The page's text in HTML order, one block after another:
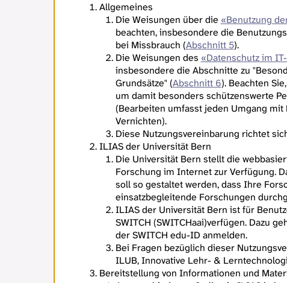
Allgemeines
Die Weisungen über die «Benutzung
beachten, insbesondere die
bei Missbrauch (Abschnitt 5).
Die Weisungen des «Datenschutz im
insbesondere die Abschnitte zu
Grundsätze" (Abschnitt 6). Beachten
um damit besonders schützenswerte
(Bearbeiten umfasst jeden Umgang mit
Vernichten).
Diese Nutzungsvereinbarung richtet
ILIAS der Universität Bern
Die Universität Bern stellt die
Forschung im Internet zur Verfügung.
soll so gestaltet werden, dass Ihre
einsatzbegleitende Forschungen
ILIAS der Universität Bern ist für
SWITCH (SWITCHaai)verfügen. Dazu
der SWITCH edu-ID anmelden.
Bei Fragen bezüglich dieser
ILUB, Innovative Lehr- &
Bereitstellung von Informationen und